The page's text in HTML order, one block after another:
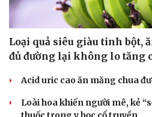
Loại quả siêu giàu tinh bột,
đủ đường lại không lo tăng
Acid uric cao ăn măng chua
Loài hoa khiến người mê, kẻ